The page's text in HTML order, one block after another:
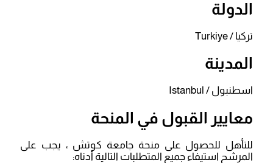
الدولة
تركيا / Turkiye
المدينة
اسطنبول / Istanbul
معايير القبول في المنحة
للتأهل للحصول على منحة جامعة كوتش ، يجب على
المرشح استيفاء جميع المتطلبات التالية أدناه: